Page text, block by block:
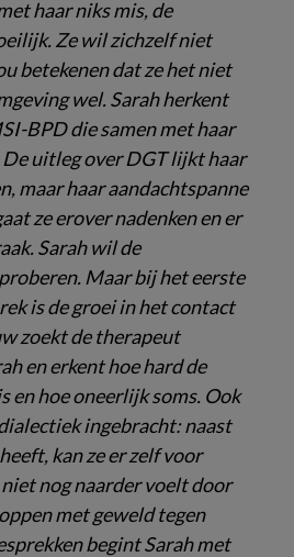
haar niks mis, de
Ze wil zichzelf niet
betekenen dat ze het niet
wel. Sarah herkent
BPD die samen met haar
uitleg over DGT lijkt haar
maar haar aandachtspanne
ze erover nadenken en er
Sarah wil de
Maar bij het eerste
is de groei in het contact
zoekt de therapeut
en erkent hoe hard de
en hoe oneerlijk soms. Ook
ingebracht: naast
kan ze er zelf voor
nog naarder voelt door
met geweld tegen
begint Sarah met